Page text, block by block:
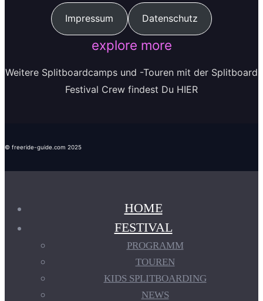
Impressum Datenschutz
explore more
Weitere Splitboardcamps und -Touren mit der Splitboard
Festival Crew findest Du HIER
© freeride-guide.com 2025
HOME
FESTIVAL
PROGRAMM
TOUREN
KIDS SPLITBOARDING
NEWS